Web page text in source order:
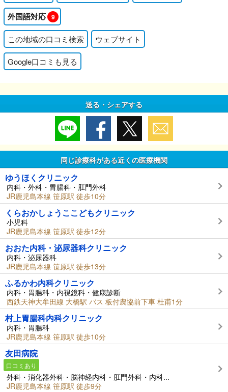
外国語対応 9
この地域の口コミ検索 ウェブサイト
Google口コミも見る
送る・シェアする
同じ診療科がある近くの医療機関
ゆうほくクリニック
内科・外科・胃腸科・肛門外科
JR鹿児島本線 笹原駅 徒歩10分
くらおかしょうここどもクリニック
小児科
JR鹿児島本線 笹原駅 徒歩12分
おおた内科・泌尿器科クリニック
内科・泌尿器科
JR鹿児島本線 笹原駅 徒歩13分
ふるかわ内科クリニック
内科・胃腸科・内視鏡科・健康診断
西鉄天神大牟田線 大橋駅 バス 板付農協前下車 杜甫1分
村上胃腸科内科クリニック
内科・胃腸科
JR鹿児島本線 笹原駅 徒歩10分
友田病院
口コミあり
外科・消化器外科・脳神経内科・肛門外科・内科...
JR鹿児島本線 笹原駅 徒歩9分